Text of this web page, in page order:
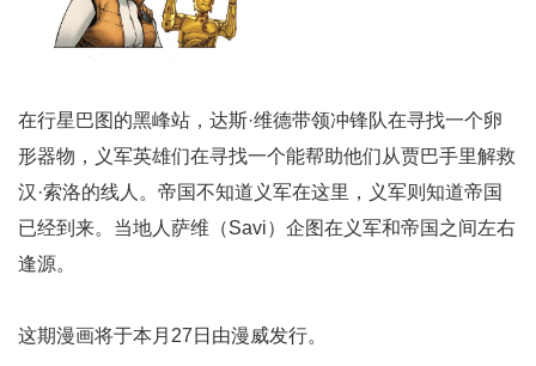
在行星巴图的黑峰站，达斯·维德带领冲锋队在寻找一个卵
形器物，义军英雄们在寻找一个能帮助他们从贾巴手里解救
汉·索洛的线人。帝国不知道义军在这里，义军则知道帝国
已经到来。当地人萨维（Savi）企图在义军和帝国之间左右
逢源。
这期漫画将于本月27日由漫威发行。